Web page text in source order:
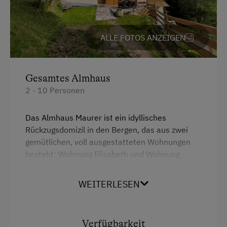
4 Plattenherd
Aussicht auf eine Berglandschaft
Backofen
Balkon/Terrasse
Garten
Gitterbett
Reinigungsausstattung in der Wohnung
ALLE FOTOS ANZEIGEN
Gesamtes Almhaus
2 - 10 Personen
Das Almhaus Maurer ist ein idyllisches
Rückzugsdomizil in den Bergen, das aus zwei
gemütlichen, voll ausgestatteten Wohnungen
besteht: Wohnung Elisabeth und Wohnung
Wohnung Elisabeth:
Schlafcouch
WEITERLESEN
Verfügbarkeit